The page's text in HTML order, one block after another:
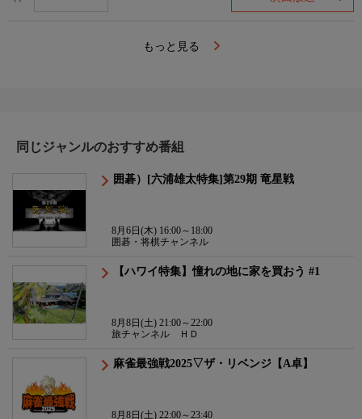
もっと見る
同じジャンルのおすすめ番組
囲碁）[六浦雄太特集]第29期 竜星戦
8月6日(木) 16:00～18:00
囲碁・将棋チャンネル
【ハワイ特集】憧れの地に家を買おう #1
8月8日(土) 21:00～22:00
旅チャンネル ＨＤ
麻雀最強戦2025▽ザ・リベンジ【A卓】
8月8日(土) 22:00～23:40